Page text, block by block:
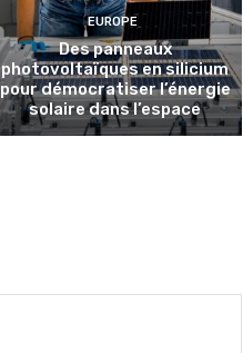
EUROPE
Des panneaux
photovoltaïques en silicium
pour démocratiser l’énergie
solaire dans l’espace